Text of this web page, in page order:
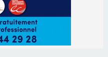
organise une